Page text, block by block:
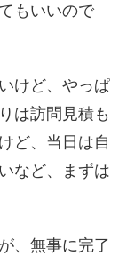
もいいので
けど、やっぱ
は訪問見積も
ど、当日は自
など、まずは
、無事に完了